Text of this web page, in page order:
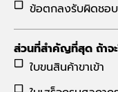
ข้อตกลงรับผิดชอบ
ส่วนที่สำคัญที่สุด ถ้าจะ
ใบขนสินค้าขาเข้า